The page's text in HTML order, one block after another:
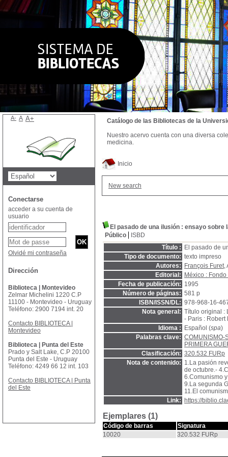
Inicio
New search
El pasado de una ilusión : ensayo sobre
Público
ISBD
Título :
El pasado de
Tipo de documento: texto impreso
Autores:
François Furet,
Editorial:
México :
Fecha de publicación: 1995
Número de páginas: 581 p
ISBN/ISSN/DL: 978-968-16-
Nota general: Título original :
- Paris : Robert
Idioma :
Español (spa)
Palabras clave: COMUNISMO-
PRIMERA
Clasificación: 320.532 FURp
Nota de contenido: 1.La pasión
de octubre.-
6.Comunismo
9.La segunda
11.El
Link:
https://
Ejemplares (1)
Código de barras
Signatura
10020
320.532 FURp
Catálogo de las Bibliotecas de la
Nuestro acervo cuenta con una diversa
medicina.
A- A A+
Conectarse
acceder a su cuenta de
usuario
Olvidé mi contraseña
Dirección
Biblioteca | Montevideo
Zelmar Michelini 1220 C.P
11100 - Montevideo - Uruguay
Teléfono: 2900 7194 int. 20
Contacto BIBLIOTECA |
Montevideo
Biblioteca | Punta del Este
Prado y Salt Lake, C.P 20100
Punta del Este - Uruguay
Teléfono: 4249 66 12 int. 103
Contacto BIBLIOTECA | Punta
del Este